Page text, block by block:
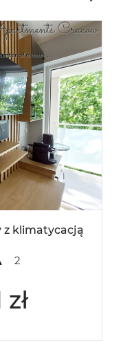
klimatycacją
2